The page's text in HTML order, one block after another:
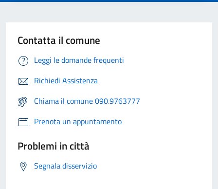
Contatta il comune
Leggi le domande frequenti
Richiedi Assistenza
Chiama il comune 090.9763777
Prenota un appuntamento
Problemi in città
Segnala disservizio